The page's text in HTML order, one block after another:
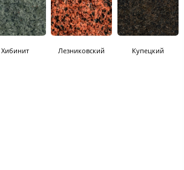
Хибинит Лезниковский Купецкий